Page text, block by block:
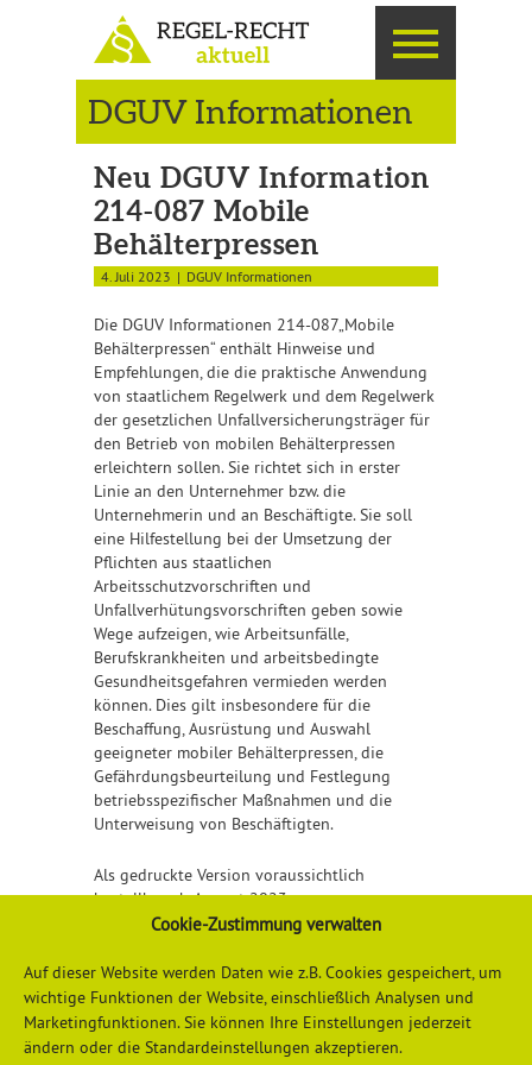
Cookie-Zustimmung verwalten
Auf dieser Website werden Daten wie z.B. Cookies gespeichert, um
wichtige Funktionen der Website, einschließlich Analysen und
Marketingfunktionen. Sie können Ihre Einstellungen jederzeit
ändern oder die Standardeinstellungen akzeptieren.
DGUV Informationen
Neu DGUV Information
214-087 Mobile
Behälterpressen
4. Juli 2023 DGUV Informationen
Die DGUV Informationen 214-087„Mobile
Behälterpressen“ enthält Hinweise und
Empfehlungen, die die praktische Anwendung
von staatlichem Regelwerk und dem Regelwerk
der gesetzlichen Unfallversicherungsträger für
den Betrieb von mobilen Behälterpressen
erleichtern sollen. Sie richtet sich in erster
Linie an den Unternehmer bzw. die
Unternehmerin und an Beschäftigte. Sie soll
eine Hilfestellung bei der Umsetzung der
Pflichten aus staatlichen
Arbeitsschutzvorschriften und
Unfallverhütungsvorschriften geben sowie
Wege aufzeigen, wie Arbeitsunfälle,
Berufskrankheiten und arbeitsbedingte
Gesundheitsgefahren vermieden werden
können. Dies gilt insbesondere für die
Beschaffung, Ausrüstung und Auswahl
geeigneter mobiler Behälterpressen, die
Gefährdungsbeurteilung und Festlegung
betriebsspezifischer Maßnahmen und die
Unterweisung von Beschäftigten.
Als gedruckte Version voraussichtlich
bestellbar ab August 2023.